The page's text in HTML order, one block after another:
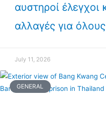
αυστηροί έλεγχοι
αλλαγές για
July 11, 2026
GENERAL